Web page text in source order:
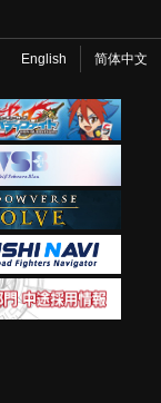
English 简体中文